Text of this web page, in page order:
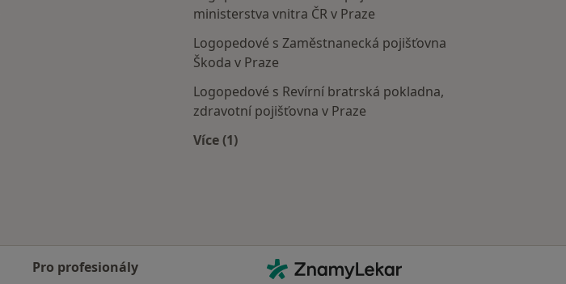
ministerstva vnitra ČR v Praze
Logopedové s Zaměstnanecká pojišťovna
Škoda v Praze
Logopedové s Revírní bratrská pokladna,
zdravotní pojišťovna v Praze
Více (1)
Pro profesionály
Kontakt
ZnamyLekar - Hlavní stránka